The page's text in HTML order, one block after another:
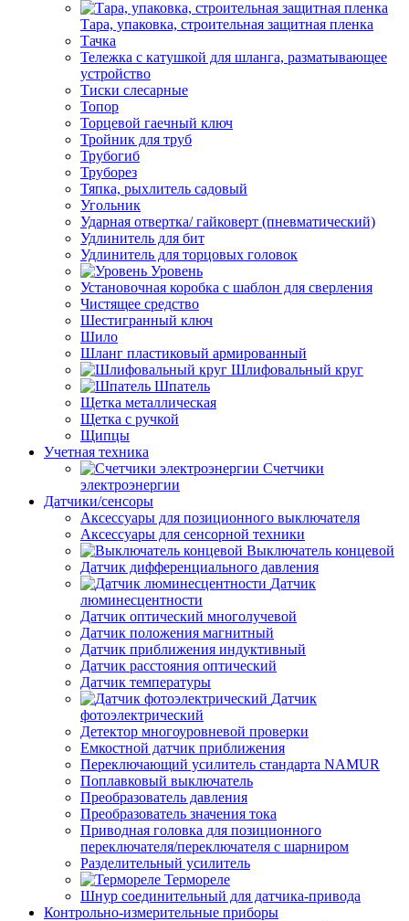
Тара, упаковка, строительная защитная пленка
Тачка
Тележка с катушкой для шланга, разматывающее
устройство
Тиски слесарные
Топор
Торцевой гаечный ключ
Тройник для труб
Трубогиб
Труборез
Тяпка, рыхлитель садовый
Угольник
Ударная отвертка/ гайковерт (пневматический)
Удлинитель для бит
Удлинитель для торцовых головок
Уровень
Установочная коробка с шаблон для сверления
Чистящее средство
Шестигранный ключ
Шило
Шланг пластиковый армированный
Шлифовальный круг
Шпатель
Щетка металлическая
Щетка с ручкой
Щипцы
Учетная техника
Счетчики
электроэнергии
Датчики/сенсоры
Аксессуары для позиционного выключателя
Аксессуары для сенсорной техники
Выключатель концевой
Датчик дифференциального давления
Датчик
люминесцентности
Датчик оптический многолучевой
Датчик положения магнитный
Датчик приближения индуктивный
Датчик расстояния оптический
Датчик температуры
Датчик
фотоэлектрический
Детектор многоуровневой проверки
Емкостной датчик приближения
Переключающий усилитель стандарта NAMUR
Поплавковый выключатель
Преобразователь давления
Преобразователь значения тока
Приводная головка для позиционного
переключателя/переключателя с шарниром
Разделительный усилитель
Термореле
Шнур соединительный для датчика-привода
Контрольно-измерительные приборы